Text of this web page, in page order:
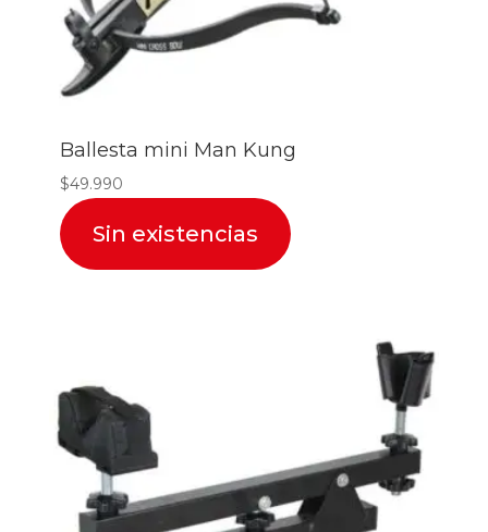
Ballesta mini Man Kung
$49.990
Sin existencias